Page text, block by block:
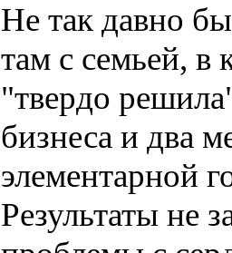
Не так давно
там с семьей, в
"твердо
бизнеса и два
элементарной
Результаты не